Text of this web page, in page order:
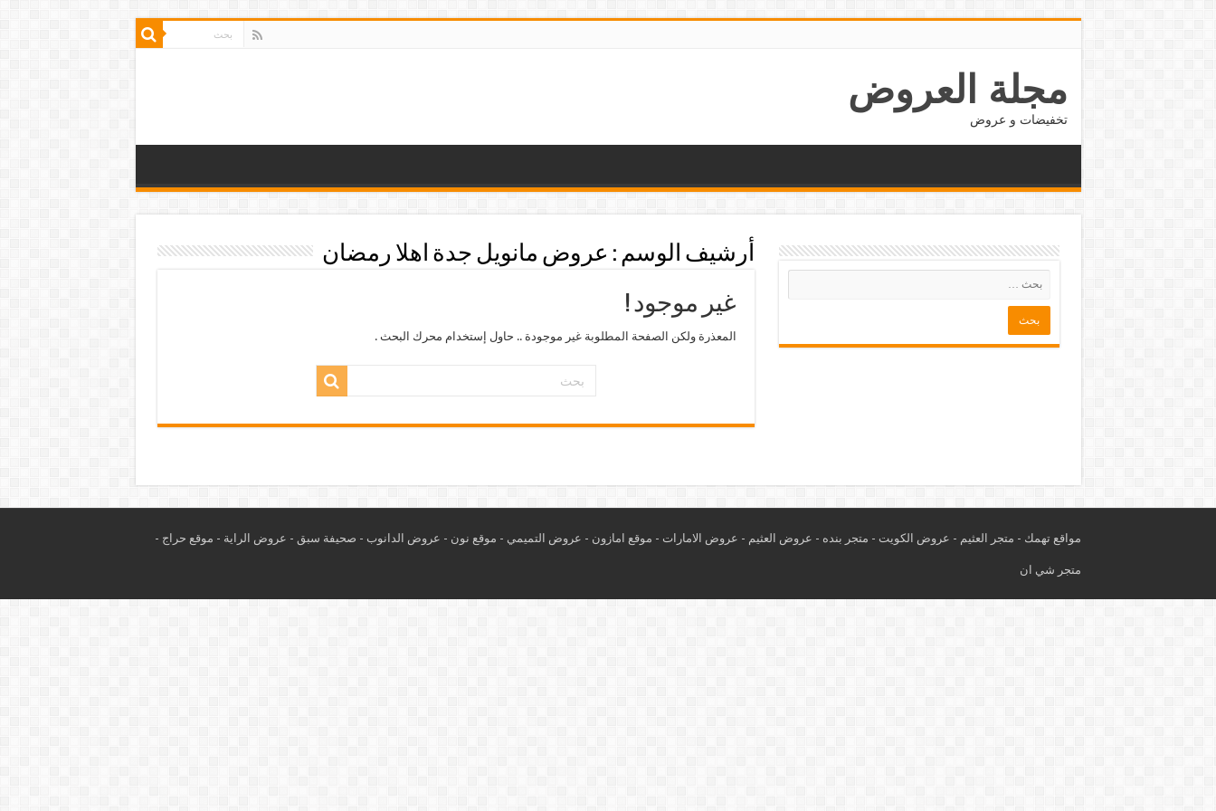
مجلة العروض
تخفيضات و عروض
أرشيف الوسم : عروض مانويل جدة اهلا رمضان
غير موجود !
المعذرة ولكن الصفحة المطلوبة غير موجودة .. حاول إستخدام محرك البحث .
مواقع تهمك - متجر العثيم - عروض الكويت - متجر بنده - عروض العثيم - عروض الامارات - موقع امازون - عروض التميمي - موقع نون - عروض الدانوب - صحيفة سبق - عروض الراية - موقع حراج -
متجر شي ان